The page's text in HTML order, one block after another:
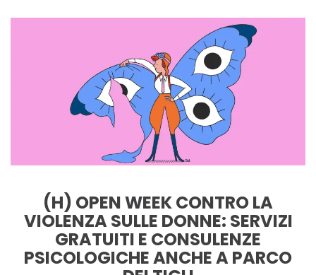
(H) OPEN WEEK CONTRO LA
VIOLENZA SULLE DONNE: SERVIZI
GRATUITI E CONSULENZE
PSICOLOGICHE ANCHE A PARCO